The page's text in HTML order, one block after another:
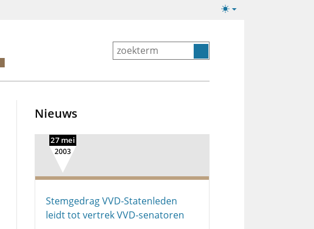
Lichte/donkere
Nieuws
27 mei
2003
Stemgedrag VVD-Statenleden
leidt tot vertrek VVD-senatoren